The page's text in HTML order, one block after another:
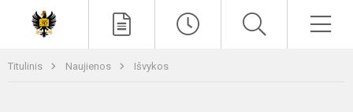
Titulinis Naujienos Išvykos